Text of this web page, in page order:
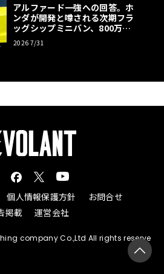
アルファード一強への回答。ホ
ンダが開発と噂される次期フラ
ッグシップミニバン、800万円
超の勝算【予想CG】
2026 7/31
個人情報保護方針
お問合せ
掲載
運営会社
company Co.,Ltd All rights reserve